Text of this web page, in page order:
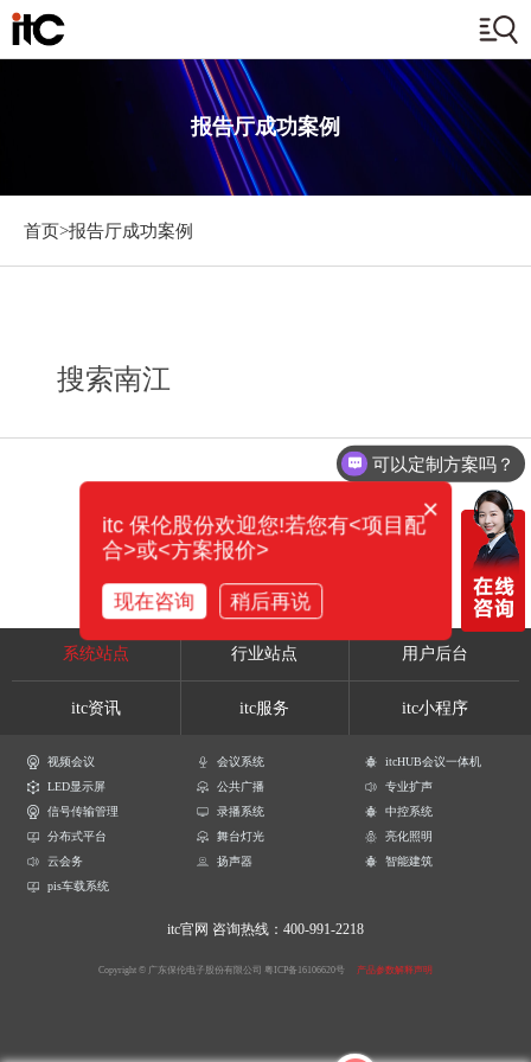
报告厅成功案例
首页>报告厅成功案例
搜索南江
系统站点 行业站点 用户后台
itc资讯 itc服务 itc小程序
视频会议 会议系统
itcHUB会议一体机
LED显示屏
公共广播
专业扩声
信号传输管理
录播系统
中控系统
分布式平台
舞台灯光
亮化照明
云会务
扬声器
智能建筑
pis车载系统
itc官网 咨询热线：400-991-2218
Copyright © 广东保伦电子股份有限公司 粤ICP备16106620号 产品参数解释声明
可以定制方案吗？
×
itc 保伦股份欢迎您!若您有<项目配
合>或<方案报价>
现在咨询 稍后再说